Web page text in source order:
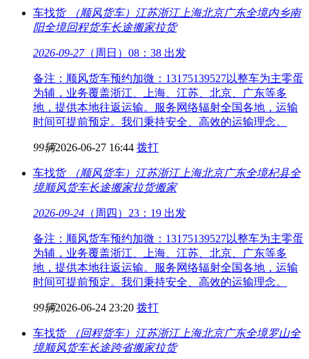
车找货 （顺风货车）江苏浙江上海北京广东全境内乡南
阳全境回程货车长途搬家拉货
2026-09-27（周日）08：38 出发
备注：顺风货车预约加微：13175139527以整车为主零蛋
为辅，业务覆盖浙江、上海、江苏、北京、广东等多
地，提供本地往返运输。服务网络辐射全国各地，运输
时间可提前预定。我们秉持安全、高效的运输理念。
99辆2026-06-27 16:44 拨打
车找货 （顺风货车）江苏浙江上海北京广东全境杞县全
境顺风货车长途搬家拉货搬家
2026-09-24 （周四）23：19 出发
备注：顺风货车预约加微：13175139527以整车为主零蛋
为辅，业务覆盖浙江、上海、江苏、北京、广东等多
地，提供本地往返运输。服务网络辐射全国各地，运输
时间可提前预定。我们秉持安全、高效的运输理念。
99辆2026-06-24 23:20 拨打
车找货 （回程货车）江苏浙江上海北京广东全境罗山全
境顺风货车长途跨省搬家拉货